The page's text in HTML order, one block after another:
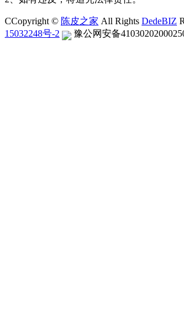
CCopyright © 陈皮之家 All Rights DedeBIZ
15032248号-2
豫公网安备